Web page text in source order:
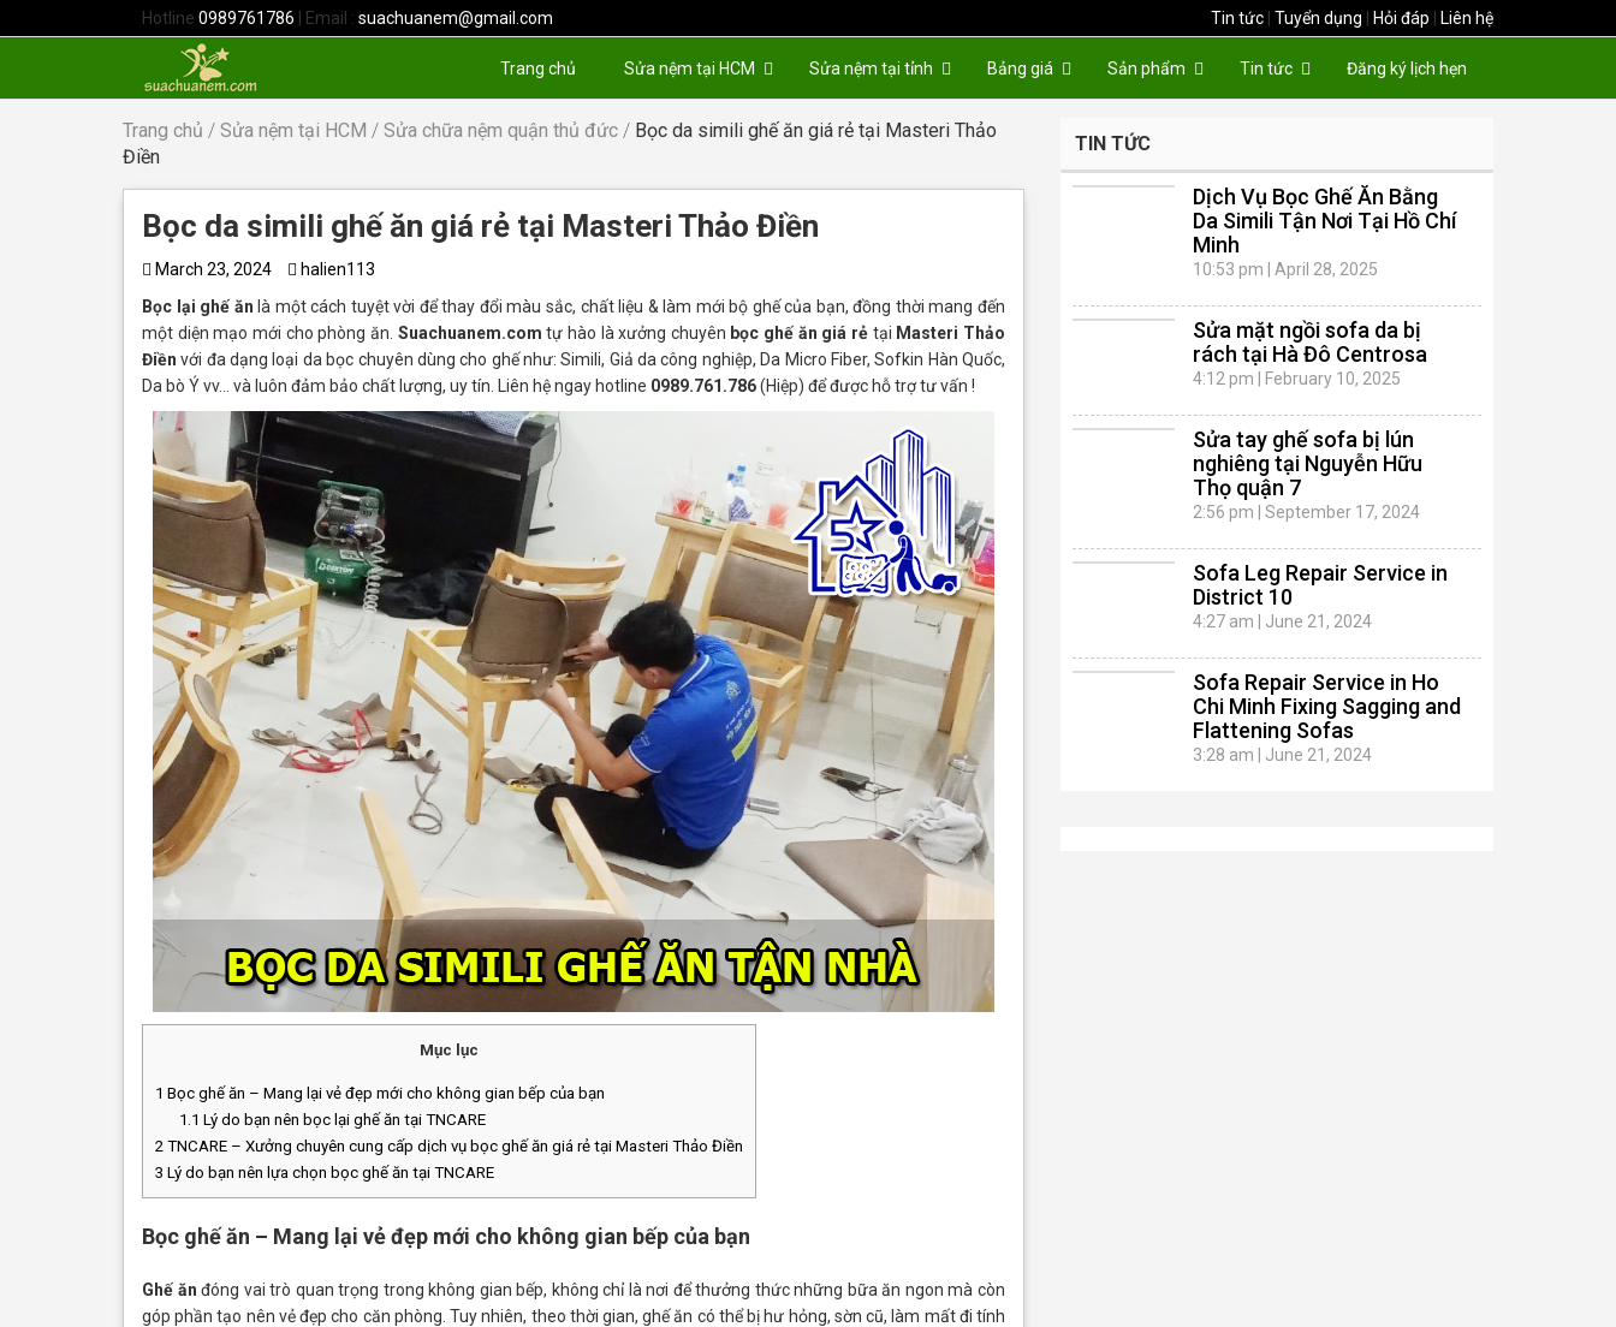
Hotline 0989761786 | Email : suachuanem@gmail.com Tin tức Tuyển dụng Hỏi đáp Liên hệ
Trang chủ Sửa nệm tại HCM Sửa nệm tại tỉnh Bảng giá Sản phẩm Tin tức Đăng ký lịch hẹn
Trang chủ / Sửa nệm tại HCM / Sửa chữa nệm quận thủ đức / Bọc da simili ghế ăn giá rẻ tại Masteri Thảo
Điền
Bọc da simili ghế ăn giá rẻ tại Masteri Thảo Điền
March 23, 2024
halien113
Bọc lại ghế ăn là một cách tuyệt vời để thay đổi màu sắc, chất liệu & làm mới bộ ghế của bạn, đồng thời mang đến
một diện mạo mới cho phòng ăn. Suachuanem.com tự hào là xưởng chuyên bọc ghế ăn giá rẻ tại Masteri Thảo
Điền với đa dạng loại da bọc chuyên dùng cho ghế như: Simili, Giả da công nghiệp, Da Micro Fiber, Sofkin Hàn Quốc,
Da bò Ý vv… và luôn đảm bảo chất lượng, uy tín. Liên hệ ngay hotline 0989.761.786(Hiệp) để được hỗ trợ tư vấn !
Mục lục
1 Bọc ghế ăn – Mang lại vẻ đẹp mới cho không gian bếp của bạn
1.1 Lý do bạn nên bọc lại ghế ăn tại TNCARE
2 TNCARE – Xưởng chuyên cung cấp dịch vụ bọc ghế ăn giá rẻ tại Masteri Thảo Điền
3 Lý do bạn nên lựa chọn bọc ghế ăn tại TNCARE
Bọc ghế ăn – Mang lại vẻ đẹp mới cho không gian bếp của bạn
Ghế ăn đóng vai trò quan trọng trong không gian bếp, không chỉ là nơi để thưởng thức những bữa ăn ngon mà còn
góp phần tạo nên vẻ đẹp cho căn phòng. Tuy nhiên, theo thời gian, ghế ăn có thể bị hư hỏng, sờn cũ, làm mất đi tính
TIN TỨC
Dịch Vụ Bọc Ghế Ăn Bằng
Da Simili Tận Nơi Tại Hồ Chí
Minh
10:53 pm April 28, 2025
Sửa mặt ngồi sofa da bị
rách tại Hà Đô Centrosa
4:12 pm February 10, 2025
Sửa tay ghế sofa bị lún
nghiêng tại Nguyễn Hữu
Thọ quận 7
2:56 pm September 17, 2024
Sofa Leg Repair Service in
District 10
4:27 am June 21, 2024
Sofa Repair Service in Ho
Chi Minh Fixing Sagging and
Flattening Sofas
3:28 am June 21, 2024